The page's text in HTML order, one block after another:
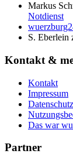
Markus
Notdienst
S. Eberlein
Kontakt &
Kontakt
Impressum
Datenschutz
Das war
Partner